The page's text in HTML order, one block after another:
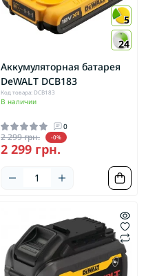
5
24
Аккумуляторная батарея
DeWALT DCB183
Код товара: DCB183
В наличии
0
2 299 грн. -0%
2 299 грн.